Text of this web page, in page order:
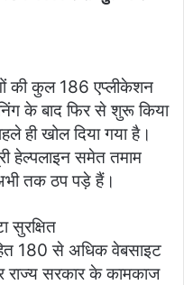
की कुल 186 एप्लीकेशन
के बाद फिर से शुरू किया
ही खोल दिया गया है।
हेल्पलाइन समेत तमाम
तक ठप पड़े हैं।
सुरक्षित
180 से अधिक वेबसाइट
राज्य सरकार के कामकाज